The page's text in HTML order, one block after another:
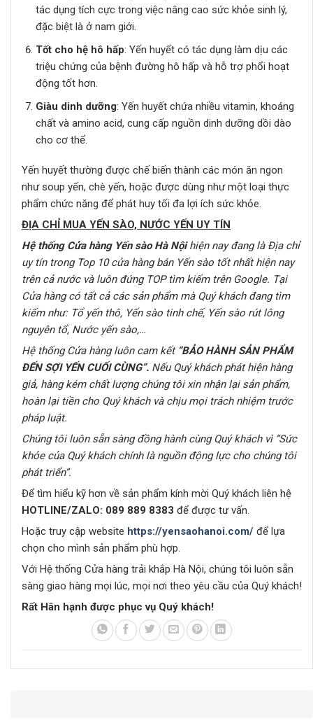
tác dụng tích cực trong việc nâng cao sức khỏe sinh lý,
đặc biệt là ở nam giới.
Tốt cho hệ hô hấp: Yến huyết có tác dụng làm dịu các
triệu chứng của bệnh đường hô hấp và hỗ trợ phổi hoạt
động tốt hơn.
Giàu dinh dưỡng: Yến huyết chứa nhiều vitamin, khoáng
chất và amino acid, cung cấp nguồn dinh dưỡng dồi dào
cho cơ thể.
Yến huyết thường được chế biến thành các món ăn ngon
như soup yến, chè yến, hoặc được dùng như một loại thực
phẩm chức năng để phát huy tối đa lợi ích sức khỏe.
ĐỊA CHỈ MUA YẾN SÀO, NƯỚC YẾN UY TÍN
Hệ thống Cửa hàng Yến sào Hà Nộihiện nay đang là Địa chỉ
uy tín trong Top 10 cửa hàng bán Yến sào tốt nhất hiện nay
trên cả nướcvà luôn đứng TOP tìm kiếm trên Google. Tại
Cửa hàng có tất cả các sản phẩm mà Quý khách đang tìm
kiếm như: Tổ yến thô, Yến sào tinh chế, Yến sào rút lông
nguyên tổ, Nước yến sào,…
Hệ thống Cửa hàng luôn cam kết “BẢO HÀNH SẢN PHẨM
ĐẾN SỢI YẾN CUỐI CÙNG”. Nếu Quý khách phát hiện hàng
giả, hàng kém chất lượng chúng tôi xin nhận lại sản phẩm,
hoàn lại tiền cho Quý khách và chịu mọi trách nhiệm trước
pháp luật.
Chúng tôi luôn sẵn sàng đồng hành cùng Quý khách vì “Sức
khỏe của Quý khách chính là nguồn động lực cho chúng tôi
phát triển”.
Để tìm hiểu kỹ hơn về sản phẩm kính mời Quý khách liên hệ
HOTLINE/ZALO: 089 889 8383 để được tư vấn.
Hoặc truy cập website https://yensaohanoi.com/ để lựa
chọn cho mình sản phẩm phù hợp.
Với Hệ thống Cửa hàng trải khắp Hà Nội, chúng tôi luôn sẵn
sàng giao hàng mọi lúc, mọi nơi theo yêu cầu của Quý khách!
Rất Hân hạnh được phục vụ Quý khách!